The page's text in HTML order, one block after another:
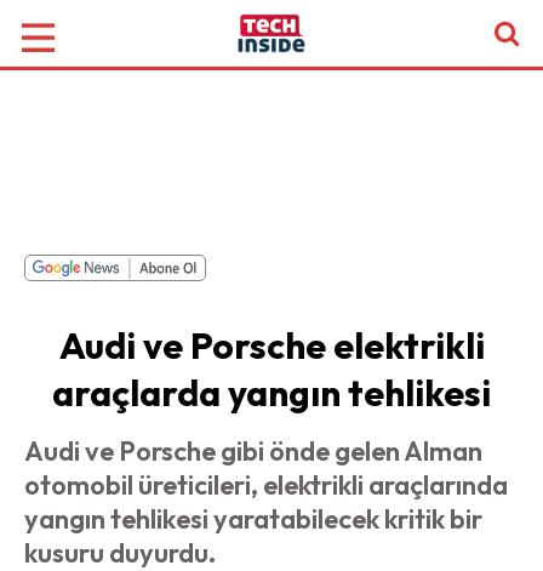
Audi ve Porsche elektrikli
araçlarda yangın tehlikesi
Audi ve Porsche gibi önde gelen Alman
otomobil üreticileri, elektrikli araçlarında
yangın tehlikesi yaratabilecek kritik bir
kusuru duyurdu.